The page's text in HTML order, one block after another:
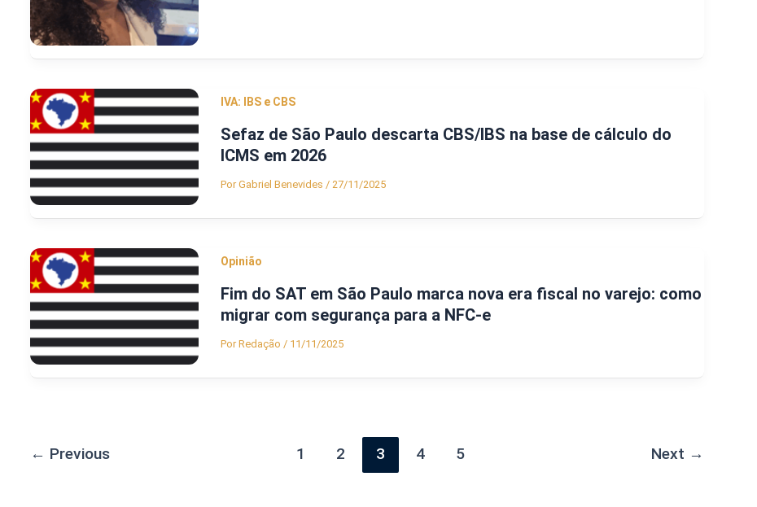
IVA: IBS e CBS
Sefaz de São Paulo descarta CBS/IBS na base de cálculo do
ICMS em 2026
PorGabriel Benevides / 27/11/2025
Opinião
Fim do SAT em São Paulo marca nova era fiscal no varejo: como
migrar com segurança para a NFC-e
PorRedação / 11/11/2025
← Previous 1 2 3 4 5 Next →